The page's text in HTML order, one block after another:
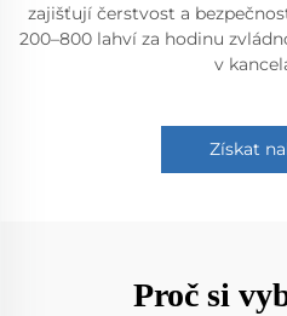
zajišťují čerstvost a
200–800 lahví za hodinu
v
Získat
Proč si